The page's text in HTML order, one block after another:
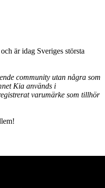
är idag Sveriges största
community utan några som
Kia används i
varumärke som tillhör